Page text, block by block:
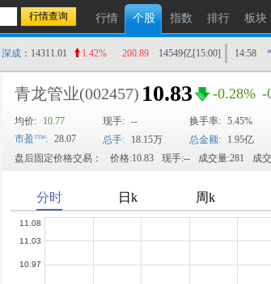
行情 个股 指数 排行 板块
深成 ：14311.01 1.42% 200.89 14549亿[15:00] 14:58
14:56
14:56
14:56
14:56
14:55
青龙管业(002457) 10.83 -0.28% -
均价: 10.77 现手: -- 换手率: 5.45%
市盈
: 28.07 总手: 18.15万 总金额: 1.95亿
盘后固定价格交易：
价格:10.83 现手:-- 成交量:281 成